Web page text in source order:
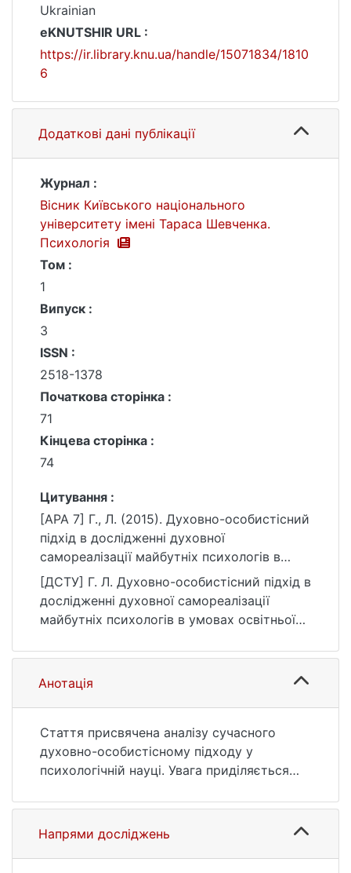
Ukrainian
eKNUTSHIR URL :
https://ir.library.knu.ua/handle/15071834/1810
6
Додаткові дані публікації
Журнал :
Вісник Київського національного
університету імені Тараса Шевченка.
Психологія
Том :
1
Випуск :
3
ISSN :
2518-1378
Початкова сторінка :
71
Кінцева сторінка :
74
Цитування :
[APA 7] Г., Л. (2015). Духовно-особистісний
підхід в дослідженні духовної
самореалізації майбутніх психологів в
умовах освітньої соціалізації. Вісник
Київського національного університету
імені Тараса Шевченка. Психологія, 1(3),
71–74.
https://ir.library.knu.ua/handle/15071834/1810
[ДСТУ] Г. Л. Духовно-особистісний підхід в
дослідженні духовної самореалізації
майбутніх психологів в умовах освітньої
національного університету імені Тараса
Шевченка. Психологія. 2015. Т. 1, № 3. С. 71
—74. URL:
6 (дата звернення: 25.07.2026).
Анотація
Стаття присвячена аналізу сучасного
духовно-особистісному підходу у
психологічній науці. Увага приділяється
духовності та з подальшим його
застосуванням у дослідженні проблеми
духовної самореалізації майбутніх
Напрями досліджень